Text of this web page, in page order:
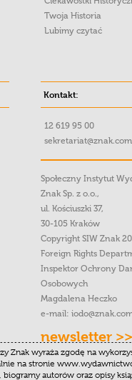
Twoja Historia
Lubimy czytać
Kontakt:
12 619 95 00
Społeczny Instytut
Znak Sp. z o.o.,
ul. Kościuszki 37,
30-105 Kraków
Copyright SIW Znak
Foreign Rights
Inspektor Ochrony
Osobowych
Magdalena Heczko
e-mail:
newsletter >>
Znak wyraża zgodę na
na stronie
autorów oraz opisy